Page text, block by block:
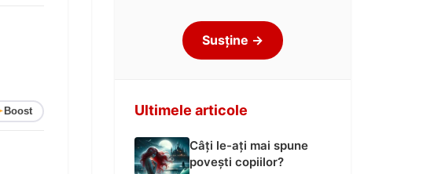
Boost
Susține →
Ultimele articole
Câți le-ați mai spune
povești copiilor?